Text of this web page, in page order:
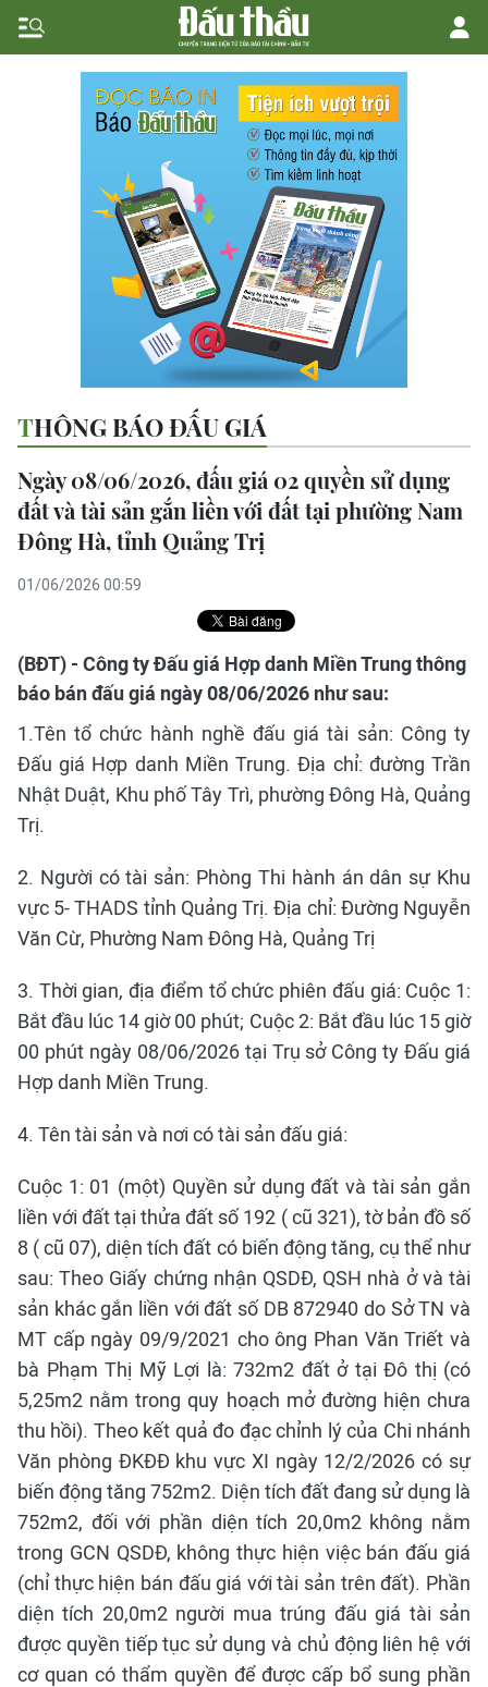
THÔNG BÁO ĐẤU GIÁ
Ngày 08/06/2026, đấu giá 02 quyền sử dụng
đất và tài sản gắn liền với đất tại phường Nam
Đông Hà, tỉnh Quảng Trị
01/06/2026 00:59
(BĐT) - Công ty Đấu giá Hợp danh Miền Trung thông
báo bán đấu giá ngày 08/06/2026 như sau:
1.Tên tổ chức hành nghề đấu giá tài sản: Công ty
Đấu giá Hợp danh Miền Trung. Địa chỉ: đường Trần
Nhật Duật, Khu phố Tây Trì, phường Đông Hà, Quảng
Trị.
2. Người có tài sản: Phòng Thi hành án dân sự Khu
vực 5- THADS tỉnh Quảng Trị. Địa chỉ: Đường Nguyễn
Văn Cừ, Phường Nam Đông Hà, Quảng Trị
3. Thời gian, địa điểm tổ chức phiên đấu giá: Cuộc 1:
Bắt đầu lúc 14 giờ 00 phút; Cuộc 2: Bắt đầu lúc 15 giờ
00 phút ngày 08/06/2026 tại Trụ sở Công ty Đấu giá
Hợp danh Miền Trung.
4. Tên tài sản và nơi có tài sản đấu giá:
Cuộc 1: 01 (một) Quyền sử dụng đất và tài sản gắn
liền với đất tại thửa đất số 192 ( cũ 321), tờ bản đồ số
8 ( cũ 07), diện tích đất có biến động tăng, cụ thể như
sau: Theo Giấy chứng nhận QSDĐ, QSH nhà ở và tài
sản khác gắn liền với đất số DB 872940 do Sở TN và
MT cấp ngày 09/9/2021 cho ông Phan Văn Triết và
bà Phạm Thị Mỹ Lợi là: 732m2 đất ở tại Đô thị (có
5,25m2 nằm trong quy hoạch mở đường hiện chưa
thu hồi). Theo kết quả đo đạc chỉnh lý của Chi nhánh
Văn phòng ĐKĐĐ khu vực XI ngày 12/2/2026 có sự
biến động tăng 752m2. Diện tích đất đang sử dụng là
752m2, đối với phần diện tích 20,0m2 không nằm
trong GCN QSDĐ, không thực hiện việc bán đấu giá
(chỉ thực hiện bán đấu giá với tài sản trên đất). Phần
diện tích 20,0m2 người mua trúng đấu giá tài sản
được quyền tiếp tục sử dụng và chủ động liên hệ với
cơ quan có thẩm quyền để được cấp bổ sung phần